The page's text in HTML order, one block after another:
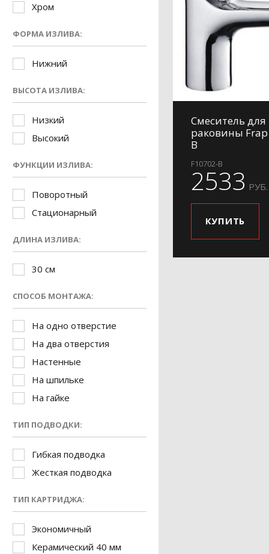
Хром
ФОРМА ИЗЛИВА:
Нижний
ВЫСОТА ИЗЛИВА:
Низкий
Высокий
ФУНКЦИИ ИЗЛИВА:
Поворотный
Стационарный
ДЛИНА ИЗЛИВА:
30 см
СПОСОБ МОНТАЖА:
На одно отверстие
На два отверстия
Настенные
На шпильке
На гайке
ТИП ПОДВОДКИ:
Гибкая подводка
Жесткая подводка
ТИП КАРТРИДЖА:
Экономичный
Керамический 40 мм
Смеситель для
раковины Frap
B
F10702-B
2533 РУБ.
КУПИТЬ